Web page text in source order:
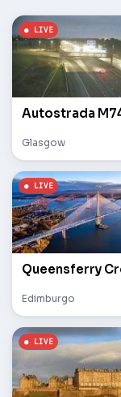
Glasgow
Edimburgo